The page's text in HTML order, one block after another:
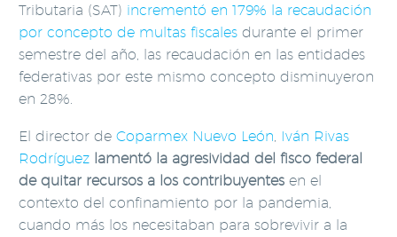
Tributaria (SAT) incrementó en 179% la recaudación
por concepto de multas fiscales durante el primer
semestre del año, las recaudación en las entidades
federativas por este mismo concepto disminuyeron
en 28%.
El director de Coparmex Nuevo León, Iván Rivas
Rodríguez lamentó la agresividad del fisco federal
de quitar recursos a los contribuyentes en el
contexto del confinamiento por la pandemia,
cuando más los necesitaban para sobrevivir a la